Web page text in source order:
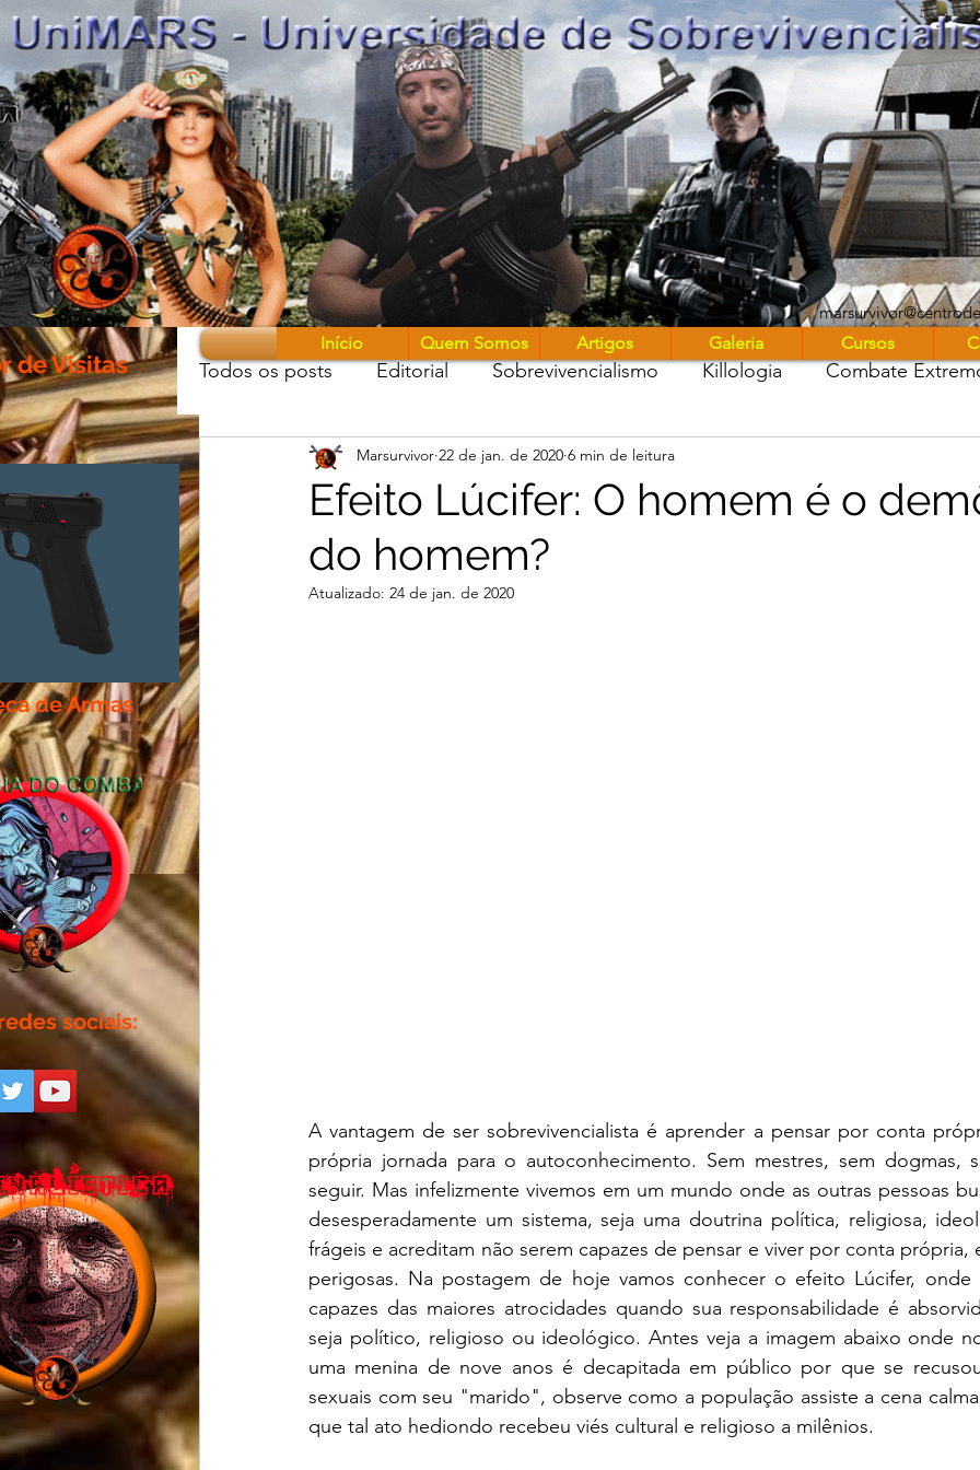
UniMARS
Todos os posts Editorial Sobrevivencialismo Killologia Combate
Guerreiros & Armas Monstros entre nós
Centro de Estudo MARS RNC - Reprogramação Neurocombativa
Efeito Lúcifer: O homem é o
do homem?
Marsurvivor 22 de jan. de 2020 6 min de leitura
Atualizado: 24 de jan. de 2020
A vantagem de ser sobrevivencialista é aprender a pensar por conta
própria jornada para o autoconhecimento. Sem mestres, sem dogmas,
seguir. Mas infelizmente vivemos em um mundo onde as outras pessoas
desesperadamente um sistema, seja uma doutrina política, religiosa,
frágeis e acreditam não serem capazes de pensar e viver por conta própria,
perigosas. Na postagem de hoje vamos conhecer o efeito Lúcifer, onde
capazes das maiores atrocidades quando sua responsabilidade é
seja político, religioso ou ideológico. Antes veja a imagem abaixo onde
uma menina de nove anos é decapitada em público por que se
sexuais com seu "marido", observe como a população assiste a cena
que tal ato hediondo recebeu viés cultural e religioso a milênios.
de Visitas
de Armas
sociais:
Início Quem Somos Artigos Galeria Cursos